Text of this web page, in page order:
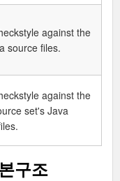
against the
source files.
against the
set's Java
구조